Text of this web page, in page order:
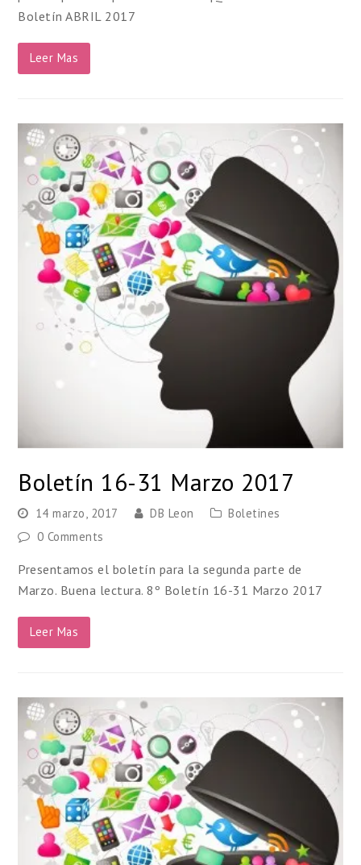
Boletín ABRIL 2017
Leer Mas
Boletín 16-31 Marzo 2017
14 marzo, 2017 DB Leon
Boletines
0 Comments
Presentamos el boletín para la segunda parte de
Marzo. Buena lectura. 8º Boletín 16-31 Marzo 2017
Leer Mas